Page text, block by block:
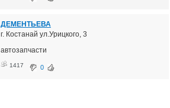
ДЕМЕНТЬЕВА
г. Костанай ул.Урицкого, 3
автозапчасти
1417 0